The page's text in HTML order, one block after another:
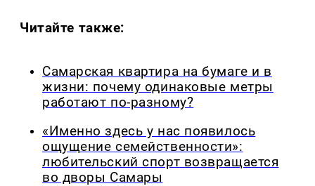
Читайте также:
Самарская квартира на бумаге и в
жизни: почему одинаковые метры
работают по-разному?
«Именно здесь у нас появилось
ощущение семейственности»:
любительский спорт возвращается
во дворы Самары